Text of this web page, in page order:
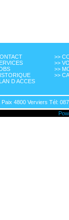
D ACCES
>>
>>
>>
>>
4800 Verviers Tél: